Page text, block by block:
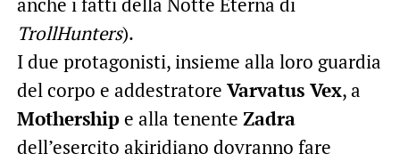
TrollHunters).
I due protagonisti, insieme alla loro guardia
del corpo e addestratore Varvatus Vex, a
Mothershipe alla tenente Zadra
dell’esercito akiridiano dovranno fare